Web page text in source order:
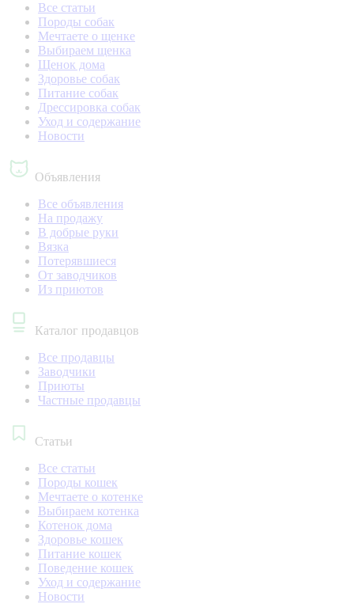
Все статьи
Породы собак
Мечтаете о щенке
Выбираем щенка
Щенок дома
Здоровье собак
Питание собак
Дрессировка собак
Уход и содержание
Новости
Объявления
Все объявления
На продажу
В добрые руки
Вязка
Потерявшиеся
От заводчиков
Из приютов
Каталог продавцов
Все продавцы
Заводчики
Приюты
Частные продавцы
Статьи
Все статьи
Породы кошек
Мечтаете о котенке
Выбираем котенка
Котенок дома
Здоровье кошек
Питание кошек
Поведение кошек
Уход и содержание
Новости